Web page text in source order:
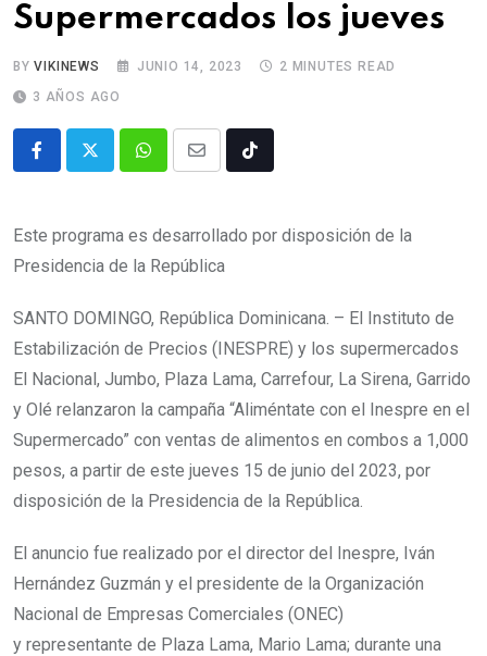
Supermercados los jueves
BYVIKINEWS JUNIO 14, 2023
2 MINUTES READ
3 AÑOS AGO
Este programa es desarrollado por disposición de la
Presidencia de la República
SANTO DOMINGO, República Dominicana. – El Instituto de
Estabilización de Precios (INESPRE) y los supermercados
El Nacional, Jumbo, Plaza Lama, Carrefour, La Sirena, Garrido
y Olé relanzaron la campaña “Aliméntate con el Inespre en el
Supermercado” con ventas de alimentos en combos a 1,000
pesos, a partir de este jueves 15 de junio del 2023, por
disposición de la Presidencia de la República.
El anuncio fue realizado por el director del Inespre, Iván
Hernández Guzmán y el presidente de la Organización
Nacional de Empresas Comerciales (ONEC)
y representante de Plaza Lama, Mario Lama; durante una